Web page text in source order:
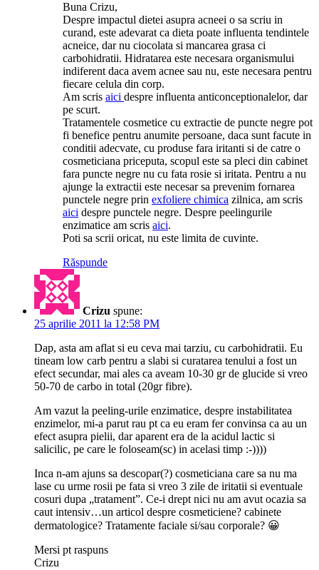
Buna Crizu,
Despre impactul dietei asupra acneei o sa scriu in
curand, este adevarat ca dieta poate influenta tendintele
acneice, dar nu ciocolata si mancarea grasa ci
carbohidratii. Hidratarea este necesara organismului
indiferent daca avem acnee sau nu, este necesara pentru
fiecare celula din corp.
Am scris aici despre influenta anticonceptionalelor, dar
pe scurt.
Tratamentele cosmetice cu extractie de puncte negre pot
fi benefice pentru anumite persoane, daca sunt facute in
conditii adecvate, cu produse fara iritanti si de catre o
cosmeticiana priceputa, scopul este sa pleci din cabinet
fara puncte negre nu cu fata rosie si iritata. Pentru a nu
ajunge la extractii este necesar sa prevenim fornarea
punctele negre prin exfoliere chimica zilnica, am scris
aici despre punctele negre. Despre peelingurile
enzimatice am scris aici.
Poti sa scrii oricat, nu este limita de cuvinte.
Răspunde
Crizu spune:
25 aprilie 2011 la 12:58 PM
Dap, asta am aflat si eu ceva mai tarziu, cu carbohidratii. Eu
tineam low carb pentru a slabi si curatarea tenului a fost un
efect secundar, mai ales ca aveam 10-30 gr de glucide si vreo
50-70 de carbo in total (20gr fibre).
Am vazut la peeling-urile enzimatice, despre instabilitatea
enzimelor, mi-a parut rau pt ca eu eram fer convinsa ca au un
efect asupra pielii, dar aparent era de la acidul lactic si
salicilic, pe care le foloseam(sc) in acelasi timp :-))))
Inca n-am ajuns sa descopar(?) cosmeticiana care sa nu ma
lase cu urme rosii pe fata si vreo 3 zile de iritatii si eventuale
cosuri dupa „tratament”. Ce-i drept nici nu am avut ocazia sa
caut intensiv…un articol despre cosmeticiene? cabinete
dermatologice? Tratamente faciale si/sau corporale? 😀
Mersi pt raspuns
Crizu